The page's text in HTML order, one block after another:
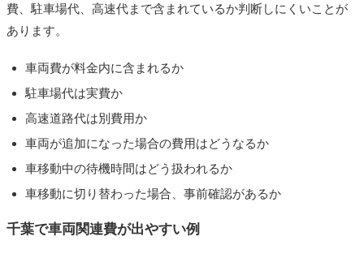
費、駐車場代、高速代まで含まれているか判断しにくいことが
あります。
車両費が料金内に含まれるか
駐車場代は実費か
高速道路代は別費用か
車両が追加になった場合の費用はどうなるか
車移動中の待機時間はどう扱われるか
車移動に切り替わった場合、事前確認があるか
千葉で車両関連費が出やすい例